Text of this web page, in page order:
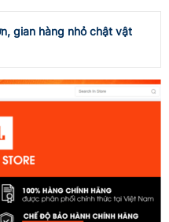
gian hàng nhỏ chật vật